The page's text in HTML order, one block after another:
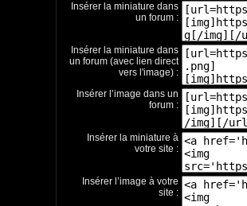
Insérer la miniature dans
un forum :
Insérer la miniature dans
un forum (avec lien direct
vers l'image) :
Insérer l’image dans un
forum :
Insérer la miniature à
votre site :
Insérer l’image à votre
site :